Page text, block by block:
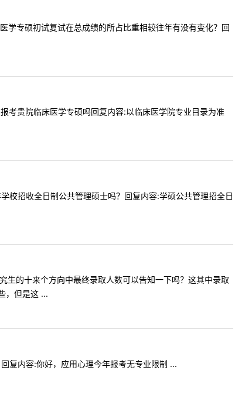
专硕初试复试在总成绩的所占比重相较往年有没有变化？回
贵院临床医学专硕吗回复内容:以临床医学院专业目录为准
招收全日制公共管理硕士吗？回复内容:学硕公共管理招全日
的十来个方向中最终录取人数可以告知一下吗？这其中录取
，但是这 ...
复内容:你好，应用心理今年报考无专业限制 ...